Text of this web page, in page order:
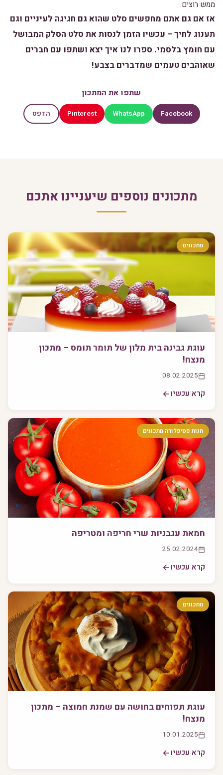
ממש רוצים.
אז אם גם אתם מחפשים סלט שהוא גם חגיגה לעיניים וגם
תענוג לחיך – עכשיו הזמן לנסות את סלט הסלק המבושל
עם חומץ בלסמי. ספרו לנו איך יצא ושתפו עם חברים
שאוהבים טעמים שמדברים בצבע!
שתפו את המתכון
Facebook
WhatsApp
Pinterest הדפס
מתכונים נוספים שיעניינו אתכם
מתכונים
עוגת גבינה בית מלון של תומר תומס – מתכון
מנצח!
08.02.2025
קרא עכשיו
חנות פסיפלורה מתכונים
חמאת עגבניות שרי חריפה ומטריפה
25.02.2024
קרא עכשיו
מתכונים
עוגת תפוחים בחושה עם שמנת חמוצה – מתכון
מנצח!
10.01.2025
קרא עכשיו